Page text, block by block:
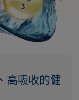
高吸收的健